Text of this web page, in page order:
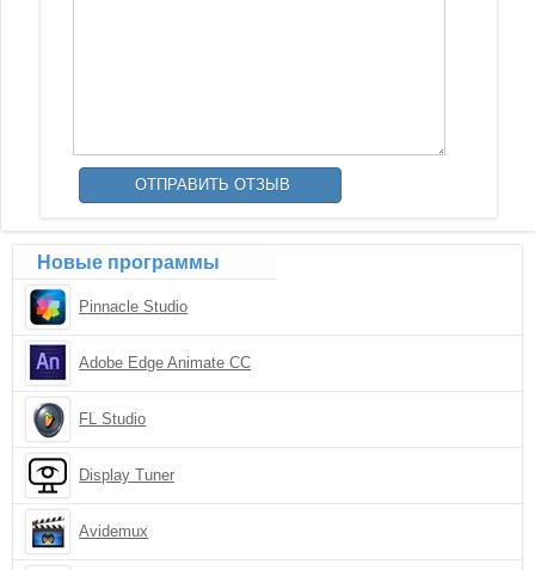
Новые программы
Pinnacle Studio
Adobe Edge Animate CC
FL Studio
Display Tuner
Avidemux